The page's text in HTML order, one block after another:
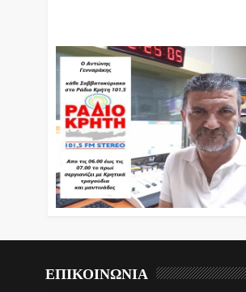
ΕΠΙΚΟΙΝΩΝΙΑ